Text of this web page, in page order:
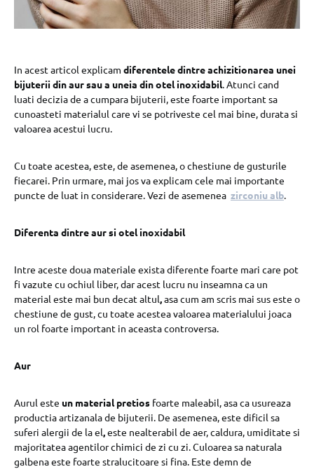
In acest articol explicam diferentele dintre achizitionarea unei
bijuterii din aur sau a uneia din otel inoxidabil. Atunci cand
luati decizia de a cumpara bijuterii, este foarte important sa
cunoasteti materialul care vi se potriveste cel mai bine, durata si
valoarea acestui lucru.
Cu toate acestea, este, de asemenea, o chestiune de gusturile
fiecarei. Prin urmare, mai jos va explicam cele mai importante
puncte de luat in considerare. Vezi de asemenea zirconiu alb.
Diferenta dintre aur si otel inoxidabil
Intre aceste doua materiale exista diferente foarte mari care pot
fi vazute cu ochiul liber, dar acest lucru nu inseamna ca un
material este mai bun decat altul,asa cum am scris mai sus este o
chestiune de gust, cu toate acestea valoarea materialului joaca
un rol foarte important in aceasta controversa.
Aur
Aurul este un material pretios foarte maleabil, asa ca usureaza
productia artizanala de bijuterii. De asemenea, este dificil sa
suferi alergii de la el,este nealterabil de aer, caldura, umiditate si
majoritatea agentilor chimici de zi cu zi. Culoarea sa naturala
galbena este foarte stralucitoare si fina. Este demn de